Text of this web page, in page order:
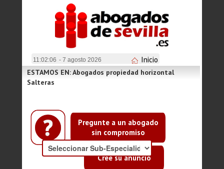
11:02:06 - 7 agosto 2026 Inicio
Pregunte a un abogado
sin compromiso
Cree su anuncio
ESTAMOS EN: Abogados propiedad horizontal
Salteras